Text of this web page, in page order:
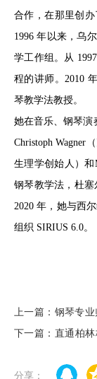
合作，在那里创办
1996 年以来，乌
学工作组。从
程的讲师。2010
琴教学法教授。
她在音乐、钢琴演
Christoph Wagner
生理学创始人）和
钢琴教学法，杜塞
2020 年，她与西
组织 SIRIUS 6.0。
上一篇：钢琴专
和戏剧学院
下一篇：直通柏
分享：